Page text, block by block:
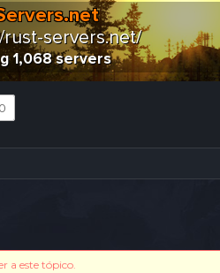
0
a este tópico.